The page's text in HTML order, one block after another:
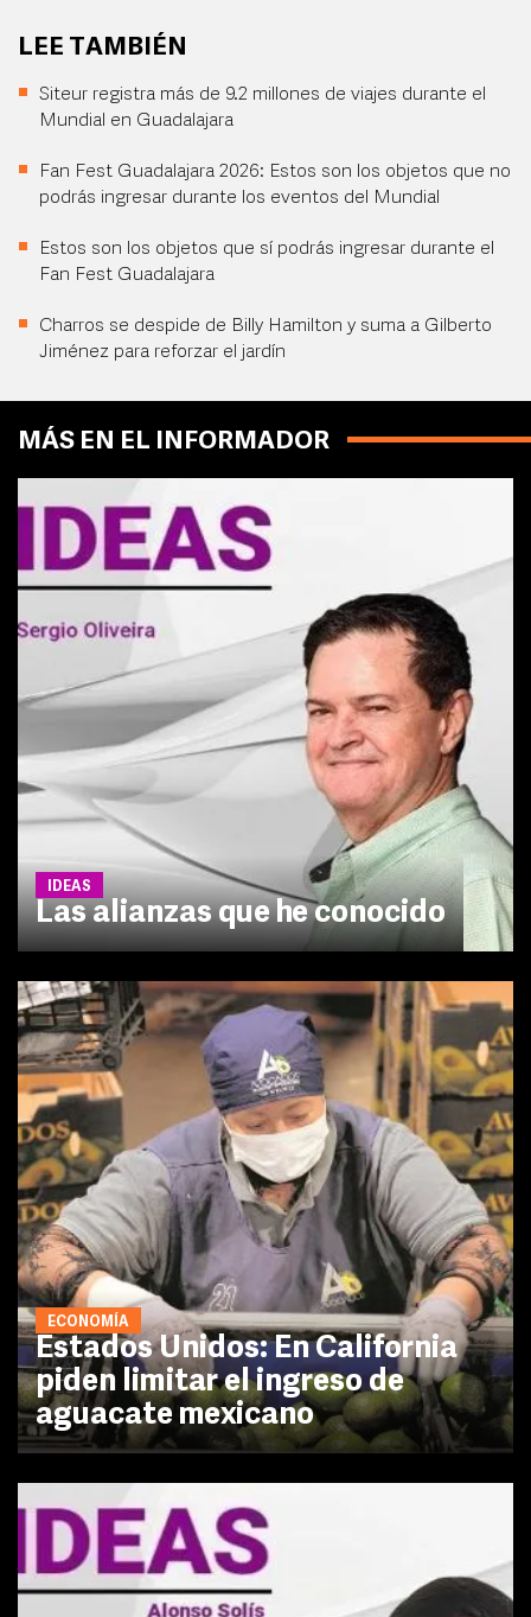
LEE TAMBIÉN
Siteur registra más de 9.2 millones de viajes durante el
Mundial en Guadalajara
Fan Fest Guadalajara 2026: Estos son los objetos que no
podrás ingresar durante los eventos del Mundial
Estos son los objetos que sí podrás ingresar durante el
Fan Fest Guadalajara
Charros se despide de Billy Hamilton y suma a Gilberto
Jiménez para reforzar el jardín
MÁS EN EL INFORMADOR
IDEAS
Las alianzas que he conocido
ECONOMÍA
Estados Unidos: En California
piden limitar el ingreso de
aguacate mexicano